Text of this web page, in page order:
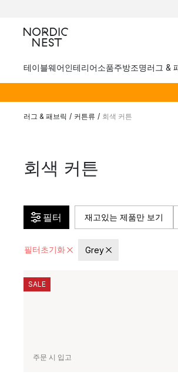
테이블웨어인테리어소품주방조명러그 &
러그 & 패브릭 / 커튼류 / 회색 커튼
회색 커튼
필터 재고있는 제품만 보기
필터초기화 Grey
주문 시 입고
SALE